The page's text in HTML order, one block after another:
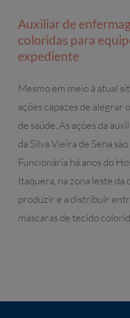
Auxiliar de
coloridas para
expediente
Mesmo em meio à atual
ações capazes de alegrar
de saúde. As ações da
da Silva Vieira de Sena
Funcionária há anos do
Itaquera, na zona leste da
produzir e a distribuir
máscaras de tecido